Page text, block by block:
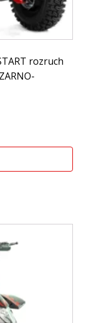
rozruch